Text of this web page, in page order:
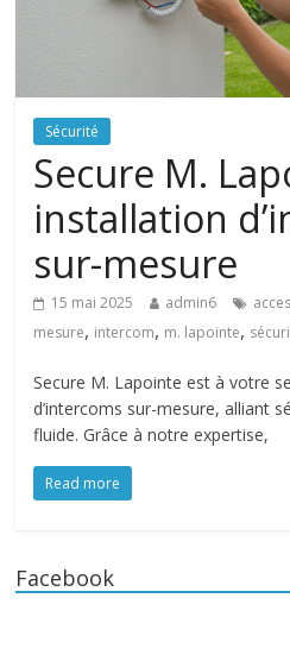
Sécurité
Secure M.
installation
sur-mesure
15 mai 2025 admin6
mesure, intercom, m. lapointe,
Secure M. Lapointe est à votre
d’intercoms sur-mesure, alliant
fluide. Grâce à notre expertise,
Read more
Facebook